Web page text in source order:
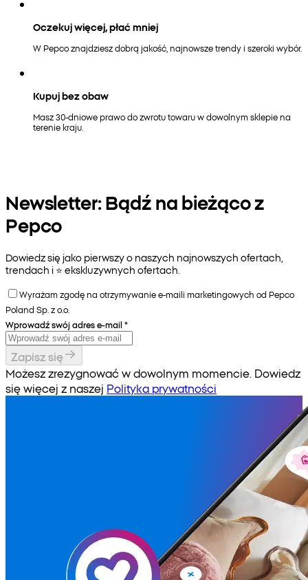
Oczekuj więcej, płać mniej
W Pepco znajdziesz dobrą jakość, najnowsze trendy i szeroki wybór.
Kupuj bez obaw
Masz 30-dniowe prawo do zwrotu towaru w dowolnym sklepie na
terenie kraju.
Newsletter: Bądź na bieżąco z
Pepco
Dowiedz się jako pierwszy o naszych najnowszych ofertach,
trendach i ⭐️ ekskluzywnych ofertach.
Wyrażam zgodę na otrzymywanie e-maili marketingowych od Pepco
Poland Sp. z o.o.
Wprowadź swój adres e-mail *
Zapisz się
Możesz zrezygnować w dowolnym momencie. Dowiedz
się więcej z naszej Polityka prywatności